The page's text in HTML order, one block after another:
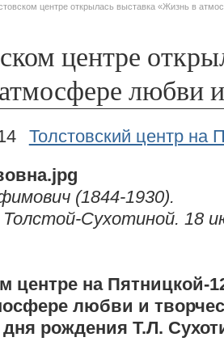
центре открылась выставка «Жизнь в
центре
любви
Толстовский центр на
(1844-1930).
Сухотиной. 18
центре на Пятницкой-
любви и
рождения Т.Л.